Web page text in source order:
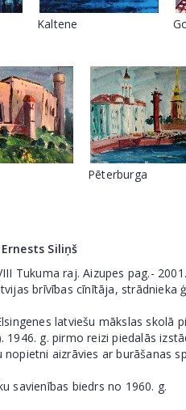
Kaltene
Pēterburga
Siliņš
Tukuma raj. Aizupes pag.-
brīvības cīnītāja, strādnieka
latviešu mākslas skolā
1946. g. pirmo reizi piedalās
nopietni aizrāvies ar burāšanas
savienības biedrs no 1960. g.